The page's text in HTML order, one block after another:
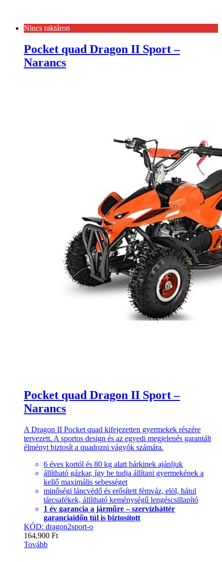
Nincs raktáron
Pocket quad Dragon II Sport –
Narancs
Pocket quad Dragon II Sport –
Narancs
A Dragon II Pocket quad kifejezetten gyermekek részére
tervezett. A sportos design és az egyedi megjelenés garantált
élményt biztosít a quadozni vágyók számára.
6 éves kortól és 80 kg alatt bárkinek ajánljuk
állítható gázkar, így be tudja állítani gyermekének a
kellő maximális sebességet
minőségi láncvédő és erősített fémváz, elöl, hátul
tárcsafékek, állítható keménységű lengéscsillapító
1 év garancia a járműre – szervízháttér
garanciaidőn túl is biztosított
KÓD: dragon2sport-o
164,900 Ft
Tovább